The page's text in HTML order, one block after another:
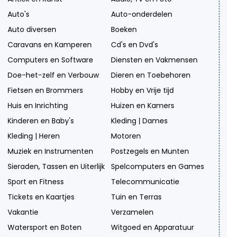
Auto's
Auto-onderdelen
Auto diversen
Boeken
Caravans en Kamperen
Cd's en Dvd's
Computers en Software
Diensten en Vakmensen
Doe-het-zelf en Verbouw
Dieren en Toebehoren
Fietsen en Brommers
Hobby en Vrije tijd
Huis en Inrichting
Huizen en Kamers
Kinderen en Baby's
Kleding | Dames
Kleding | Heren
Motoren
Muziek en Instrumenten
Postzegels en Munten
Sieraden, Tassen en Uiterlijk Spelcomputers en Games
Sport en Fitness
Telecommunicatie
Tickets en Kaartjes
Tuin en Terras
Vakantie
Verzamelen
Watersport en Boten
Witgoed en Apparatuur